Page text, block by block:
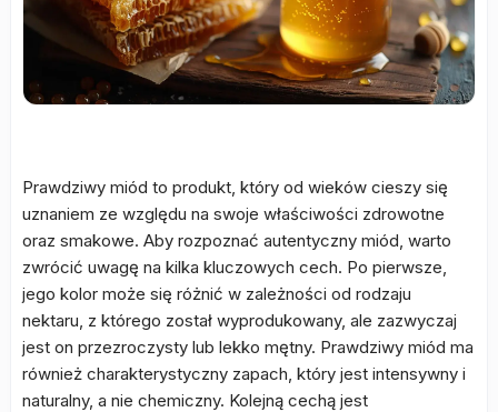
Prawdziwy miód to produkt, który od wieków cieszy się
uznaniem ze względu na swoje właściwości zdrowotne
oraz smakowe. Aby rozpoznać autentyczny miód, warto
zwrócić uwagę na kilka kluczowych cech. Po pierwsze,
jego kolor może się różnić w zależności od rodzaju
nektaru, z którego został wyprodukowany, ale zazwyczaj
jest on przezroczysty lub lekko mętny. Prawdziwy miód ma
również charakterystyczny zapach, który jest intensywny i
naturalny, a nie chemiczny. Kolejną cechą jest